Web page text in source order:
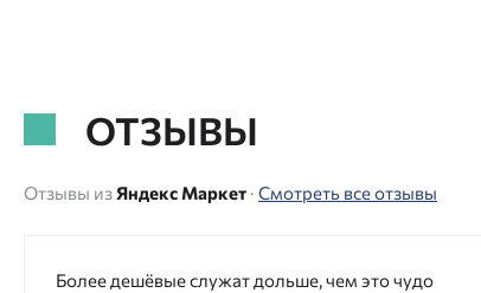
ОТЗЫВЫ
Отзывы из Яндекс Маркет · Смотреть все отзывы
Более дешёвые служат дольше, чем это чудо